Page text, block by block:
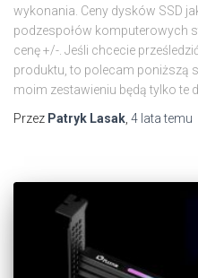
wykonania. Ceny dysków SSD
podzespołów komputerowych
cenę +/-. Jeśli chcecie
produktu, to polecam poniższą
moim zestawieniu będą tylko te
Przez Patryk Lasak 4 latatemu